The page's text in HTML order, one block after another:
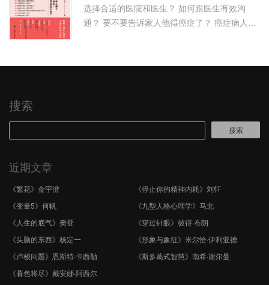
选择合适的医院和医生？ 如何跟医生有效沟
通？ 要不要告诉家人他得癌症了？ 癌症病人饮
搜索
搜索
近期文章
《繁花》金宇澄
《停止你的精神内耗》刘轩
《变量5》何帆
《九型人格心理学》马北
《人生的底气》樊登
《穿过针眼》彼得·布朗
《头脑的东西》杨定一
《形象与象征》米尔恰·伊利亚德
《卢梭问题》恩斯特·卡西勒
《斯多葛式智慧》南希·谢尔曼
《暮色将尽》戴安娜·阿西尔